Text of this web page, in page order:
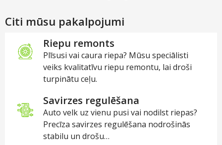
Citi mūsu pakalpojumi
Riepu remonts
Plīsusi vai caura riepa? Mūsu speciālisti
veiks kvalitatīvu riepu remontu, lai droši
turpinātu ceļu.
Savirzes regulēšana
Auto velk uz vienu pusi vai nodilst riepas?
Precīza savirzes regulēšana nodrošinās
stabilu un drošu…